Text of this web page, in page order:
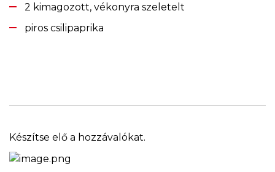
2 kimagozott, vékonyra szeletelt
piros csilipaprika
Készítse elő a hozzávalókat.